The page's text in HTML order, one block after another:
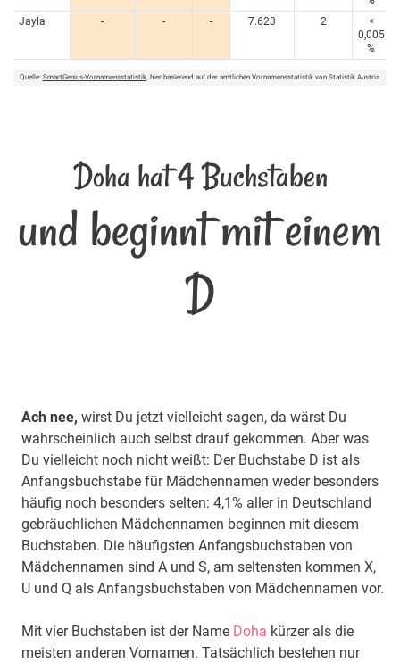
Jayla
- - - 7.623 2
<
0,005
%
Quelle: SmartGenius-Vornamensstatistik, hier basierend auf der amtlichen Vornamensstatistik von Statistik Austria.
Doha hat 4 Buchstaben
und beginnt mit einem
D
Ach nee, wirst Du jetzt vielleicht sagen, da wärst Du
wahrscheinlich auch selbst drauf gekommen. Aber was
Du vielleicht noch nicht weißt: Der Buchstabe D ist als
Anfangsbuchstabe für Mädchennamen weder besonders
häufig noch besonders selten: 4,1% aller in Deutschland
gebräuchlichen Mädchennamen beginnen mit diesem
Buchstaben. Die häufigsten Anfangsbuchstaben von
Mädchennamen sind A und S, am seltensten kommen X,
U und Q als Anfangsbuchstaben von Mädchennamen vor.
Mit vier Buchstaben ist der Name Doha kürzer als die
meisten anderen Vornamen. Tatsächlich bestehen nur